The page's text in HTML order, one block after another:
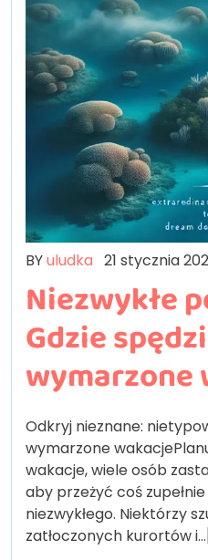
BYuludka 21 stycznia
Niezwykłe
Gdzie
wymarzone
Odkryj nieznane:
wymarzone
wakacje, wiele osób
aby przeżyć coś
niezwykłego. Niektórzy
zatłoczonych kurortów